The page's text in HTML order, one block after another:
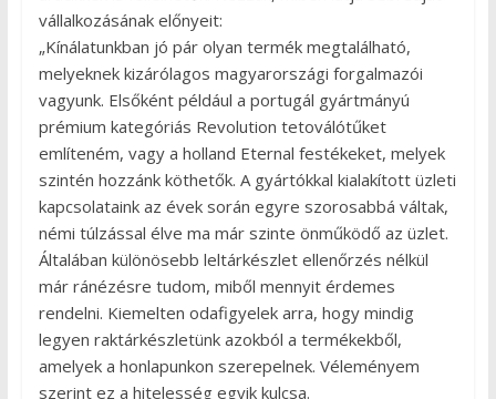
vállalkozásának előnyeit:
„Kínálatunkban jó pár olyan termék megtalálható,
melyeknek kizárólagos magyarországi forgalmazói
vagyunk. Elsőként például a portugál gyártmányú
prémium kategóriás Revolution tetoválótűket
említeném, vagy a holland Eternal festékeket, melyek
szintén hozzánk köthetők. A gyártókkal kialakított üzleti
kapcsolataink az évek során egyre szorosabbá váltak,
némi túlzással élve ma már szinte önműködő az üzlet.
Általában különösebb leltárkészlet ellenőrzés nélkül
már ránézésre tudom, miből mennyit érdemes
rendelni. Kiemelten odafigyelek arra, hogy mindig
legyen raktárkészletünk azokból a termékekből,
amelyek a honlapunkon szerepelnek. Véleményem
szerint ez a hitelesség egyik kulcsa.